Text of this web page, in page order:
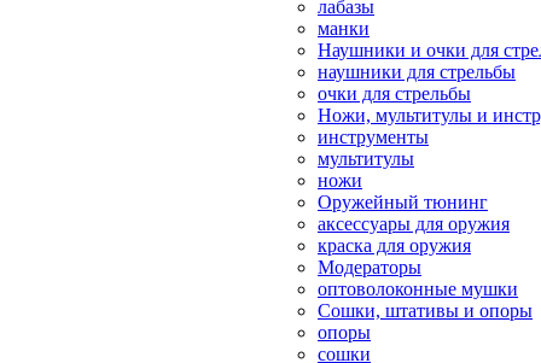
лабазы
манки
Наушники и очки для
наушники для стрельбы
очки для стрельбы
Ножи, мультитулы и
инструменты
мультитулы
ножи
Оружейный тюнинг
аксессуары для оружия
краска для оружия
Модераторы
оптоволоконные мушки
Сошки, штативы и опоры
опоры
сошки